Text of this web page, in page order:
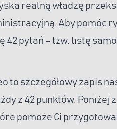
realną władzę
Aby pomóc
42 pytań – tzw. listę
to szczegółowy zapis
z 42 punktów. Poniżej
pomoże Ci